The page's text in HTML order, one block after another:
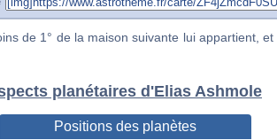
de 1° de la maison suivante lui appartient, et
planétaires d'Elias Ashmole
Positions des planètes